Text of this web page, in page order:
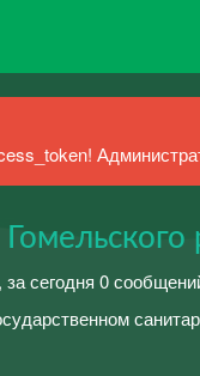
за сегодня 0